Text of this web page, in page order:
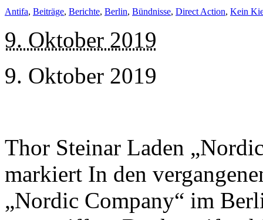
Antifa, Beiträge, Berichte, Berlin, Bündnisse, Direct Action, Kein
9. Oktober 2019
9. Oktober 2019
Thor Steinar Laden
markiert In den
„Nordic Company“ im